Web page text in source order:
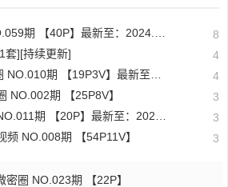
期 【40P】最新至：2024.1.10 8
套][持续更新] 4
期 【19P3V】最新至：2025.5.26 4
NO.002期 【25P8V】 3
期 【20P】最新至：2024.5.13 3
NO.008期 【54P11V】 3
圈 NO.023期 【22P】